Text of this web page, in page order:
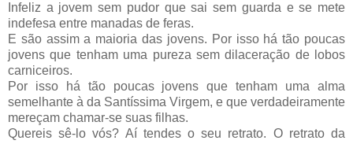
Infeliz a jovem sem pudor que sai sem guarda e se mete
indefesa entre manadas de feras.
E são assim a maioria das jovens. Por isso há tão poucas
jovens que tenham uma pureza sem dilaceração de lobos
carniceiros.
Por isso há tão poucas jovens que tenham uma alma
semelhante à da Santíssima Virgem, e que verdadeiramente
mereçam chamar-se suas filhas.
Quereis sê-lo vós? Aí tendes o seu retrato. O retrato da